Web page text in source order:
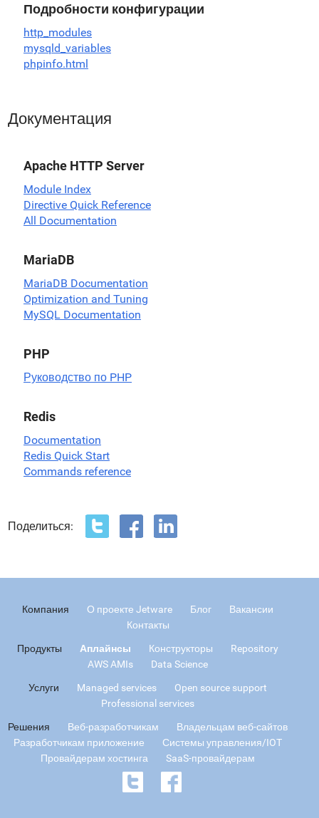
Подробности конфигурации
http_modules
mysqld_variables
phpinfo.html
Документация
Apache HTTP Server
Module Index
Directive Quick Reference
All Documentation
MariaDB
MariaDB Documentation
Optimization and Tuning
MySQL Documentation
PHP
Руководство по PHP
Redis
Documentation
Redis Quick Start
Commands reference
Поделиться:
Компания О проекте Jetware Блог
Вакансии
Контакты
Продукты Аплайнсы Конструкторы
Repository
AWS AMIs
Data Science
Услуги Managed services
Open source support
Professional services
Решения Веб-разработчикам
Владельцам веб-сайтов
Разработчикам приложение
Системы управления/IOT
Провайдерам хостинга
SaaS-провайдерам